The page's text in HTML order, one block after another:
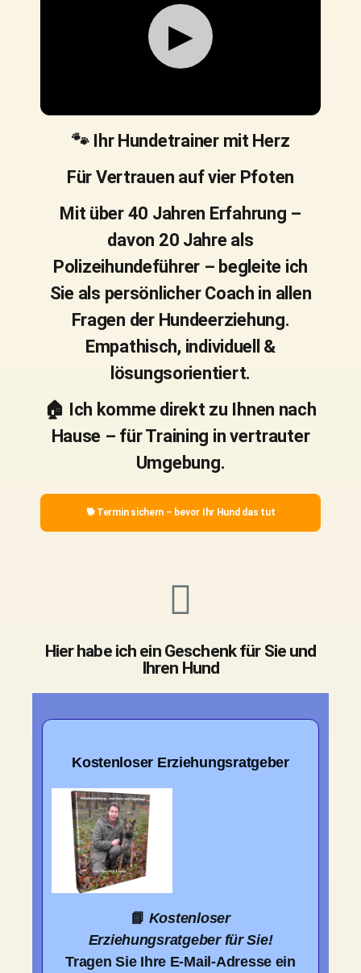
▶
🐾 Ihr Hundetrainer mit Herz
Für Vertrauen auf vier Pfoten
Mit über 40 Jahren Erfahrung –
davon 20 Jahre als
Polizeihundeführer – begleite ich
Sie als persönlicher Coach in allen
Fragen der Hundeerziehung.
Empathisch, individuell &
lösungsorientiert.
🏠 Ich komme direkt zu Ihnen nach
Hause – für Training in vertrauter
Umgebung.
🐕 Termin sichern – bevor Ihr Hund das tut
Hier habe ich ein Geschenk für Sie und
Ihren Hund
Kostenloser Erziehungsratgeber
📘 Kostenloser
Erziehungsratgeber für Sie!
Tragen Sie Ihre E-Mail-Adresse ein